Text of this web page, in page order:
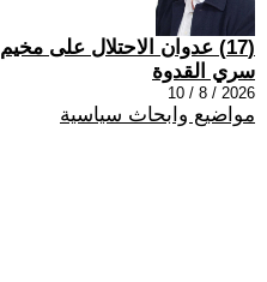
(17) عدوان الاحتلال على مخيم قلنديا
سري القدوة
2026 / 8 / 10
مواضيع وابحاث سياسية